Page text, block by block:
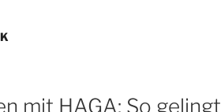
mit HAGA: So gelingt